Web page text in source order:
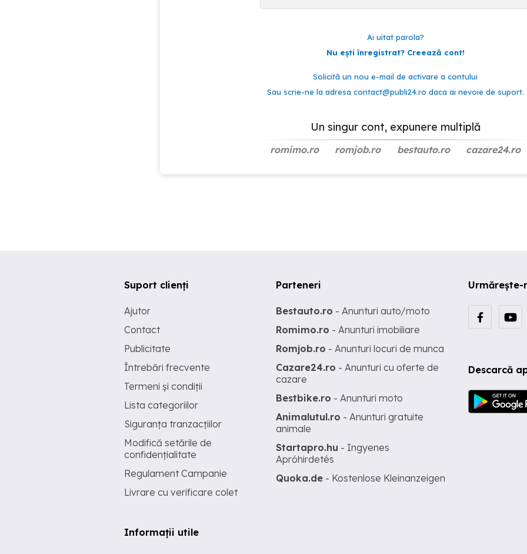
Ai uitat parola?
Nu ești înregistrat? Creează cont!
Solicită un nou e-mail de activare a contului
Sau scrie-ne la adresa contact@publi24.ro daca ai nevoie de suport.
Un singur cont, expunere multiplă
romimo.ro romjob.ro bestauto.ro cazare24.ro
Urmărește-
Descarcă
Suport clienți
Ajutor
Contact
Publicitate
Întrebări frecvente
Termeni și condiții
Lista categoriilor
Siguranța tranzacțiilor
Modifică setările de
confidențialitate
Regulament Campanie
Livrare cu verificare colet
Informații utile
Parteneri
Bestauto.ro - Anunturi auto/moto
Romimo.ro - Anunturi imobiliare
Romjob.ro - Anunturi locuri de munca
Cazare24.ro - Anunturi cu oferte de
cazare
Bestbike.ro - Anunturi moto
Animalutul.ro - Anunturi gratuite
animale
Startapro.hu - Ingyenes
Apróhirdetés
Quoka.de - Kostenlose Kleinanzeigen